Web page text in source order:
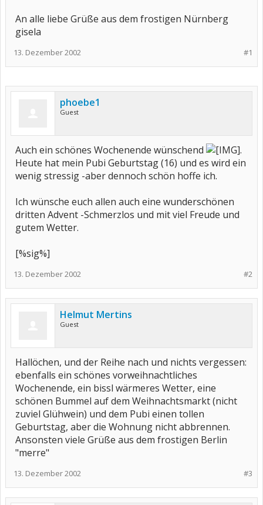
An alle liebe Grüße aus dem frostigen Nürnberg
gisela
#1
13. Dezember 2002
phoebe1
Guest
Auch ein schönes Wochenende wünschend
.
Heute hat mein Pubi Geburtstag (16) und es wird ein
wenig stressig -aber dennoch schön hoffe ich.
Ich wünsche euch allen auch eine wunderschönen
dritten Advent -Schmerzlos und mit viel Freude und
gutem Wetter.
[%sig%]
#2
13. Dezember 2002
Helmut Mertins
Guest
Hallöchen, und der Reihe nach und nichts vergessen:
ebenfalls ein schönes vorweihnachtliches
Wochenende, ein bissl wärmeres Wetter, eine
schönen Bummel auf dem Weihnachtsmarkt (nicht
zuviel Glühwein) und dem Pubi einen tollen
Geburtstag, aber die Wohnung nicht abbrennen.
Ansonsten viele Grüße aus dem frostigen Berlin
"merre"
#3
13. Dezember 2002